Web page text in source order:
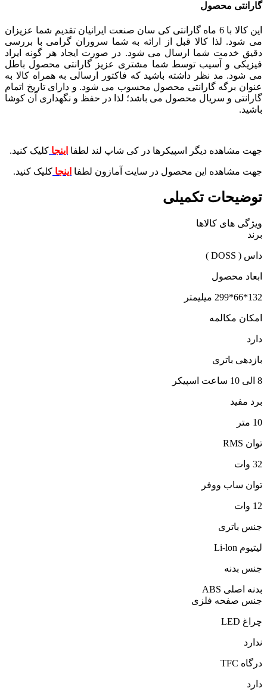
گارانتی محصول
این کالا با 6 ماه گارانتی کی سان صنعت ایرانیان تقدیم شما عزیزان
می شود. لذا کالا قبل از ارائه به شما سروران گرامی با بررسی
دقیق خدمت شما ارسال می شود. در صورت ایجاد هر گونه ایراد
فیزیکی و آسیب توسط شما مشتری عزیز گارانتی محصول باطل
می شود. مد نظر داشته باشید که فاکتور ارسالی به همراه کالا به
عنوان برگه گارانتی محصول محسوب می شود. و دارای تاریخ اتمام
گارانتی و سریال محصول می باشد؛ لذا در حفظ و نگهداری آن کوشا
باشید.
جهت مشاهده دیگر اسپیکرها در کی شاپ لند لطفا اینجا کلیک کنید.
جهت مشاهده این محصول در سایت آمازون لطفا اینجا کلیک کنید.
توضیحات تکمیلی
ویژگی های کالاها
برند
داس ( DOSS )
ابعاد محصول
132*66*299 میلیمتر
امکان مکالمه
دارد
بازدهی باتری
8 الی 10 ساعت اسپیکر
برد مفید
10 متر
توان RMS
32 وات
توان ساب ووفر
12 وات
جنس باتری
لیتیوم Li-lon
جنس بدنه
بدنه اصلی ABS
جنس صفحه فلزی
چراغ LED
ندارد
درگاه TFC
دارد